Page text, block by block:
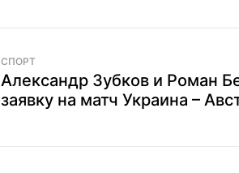
СПОРТ
Александр Зубков и Роман
заявку на матч Украина –